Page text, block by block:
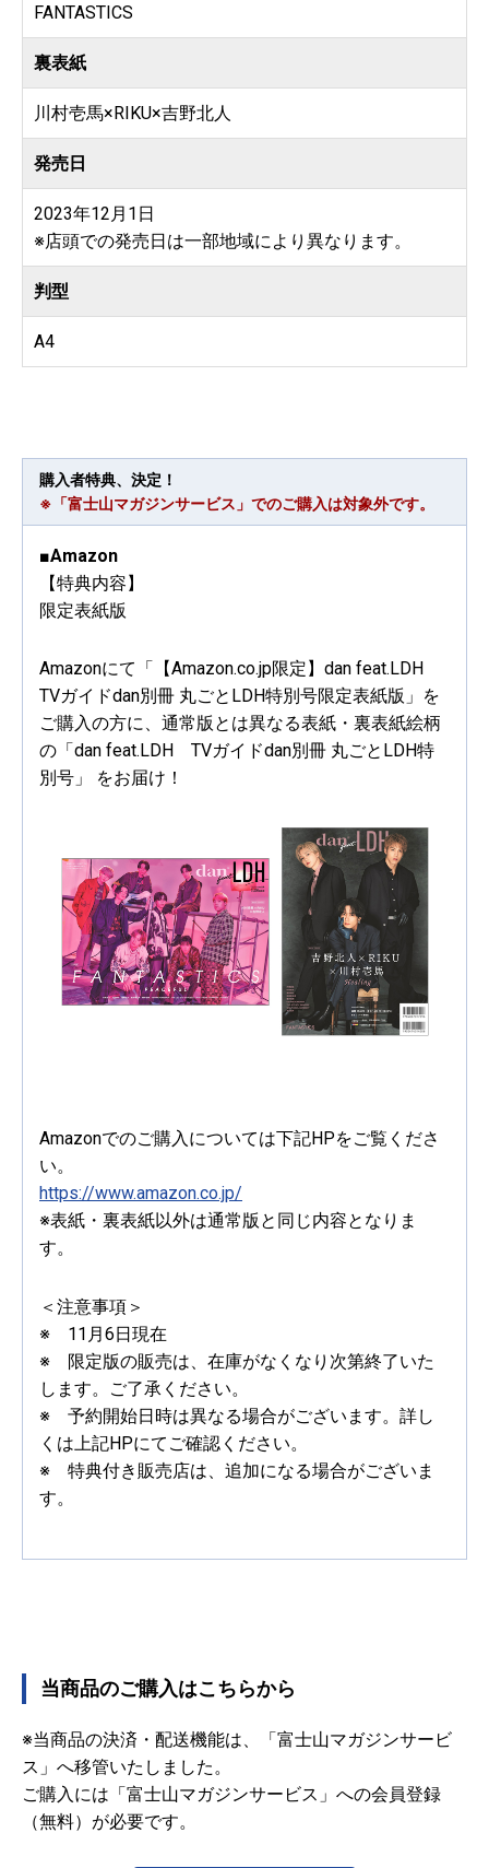
FANTASTICS
裏表紙
川村壱馬×RIKU×吉野北人
発売日
2023年12月1日
※店頭での発売日は一部地域により異なります。
判型
A4
購入者特典、決定！
※「富士山マガジンサービス」でのご購入は対象外です。
■Amazon
【特典内容】
限定表紙版
Amazonにて「【Amazon.co.jp限定】dan feat.LDH
TVガイドdan別冊 丸ごとLDH特別号限定表紙版」を
ご購入の方に、通常版とは異なる表紙・裏表紙絵柄
の「dan feat.LDH TVガイドdan別冊 丸ごとLDH特
別号」 をお届け！
Amazonでのご購入については下記HPをご覧くださ
い。
https://www.amazon.co.jp/
※表紙・裏表紙以外は通常版と同じ内容となりま
す。
＜注意事項＞
※ 11月6日現在
※ 限定版の販売は、在庫がなくなり次第終了いた
します。ご了承ください。
※ 予約開始日時は異なる場合がございます。詳し
くは上記HPにてご確認ください。
※ 特典付き販売店は、追加になる場合がございま
す。
当商品のご購入はこちらから
※当商品の決済・配送機能は、「富士山マガジンサービ
ス」へ移管いたしました。
ご購入には「富士山マガジンサービス」への会員登録
（無料）が必要です。